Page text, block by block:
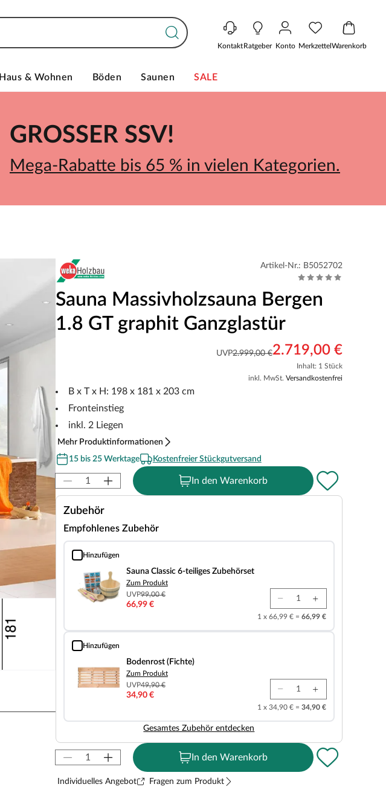
KontaktRatgeber Konto MerkzettelWarenkorb
Haus & Wohnen Böden Saunen SALE
GROSSER SSV!
Mega-Rabatte bis 65 % in vielen Kategorien.
Artikel-Nr.: B5052702
Sauna Massivholzsauna Bergen
1.8 GT graphit Ganzglastür
UVP2.999,00 €2.719,00 €
Inhalt: 1 Stück
inkl. MwSt. Versandkostenfrei
B x T x H: 198 x 181 x 203 cm
Fronteinstieg
inkl. 2 Liegen
Mehr Produktinformationen
15 bis 25 Werktage
Kostenfreier Stückgutversand
In den Warenkorb
Zubehör
Empfohlenes Zubehör
Hinzufügen
Sauna Classic 6-teiliges Zubehörset
Sauna Classic 6-teiliges Zubehörset
Zum Produkt
UVP99,00 €
66,99 €
1 x 66,99 € = 66,99 €
Hinzufügen
Bodenrost (Fichte)
Bodenrost (Fichte)
Zum Produkt
UVP49,90 €
34,90 €
1 x 34,90 € = 34,90 €
Gesamtes Zubehör entdecken
In den Warenkorb
Individuelles Angebot Fragen zum Produkt